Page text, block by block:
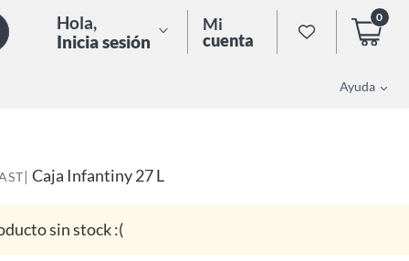
Hola,
Inicia sesión
Mi
cuenta
0
Ayuda
| Caja Infantiny 27 L
sin stock :(